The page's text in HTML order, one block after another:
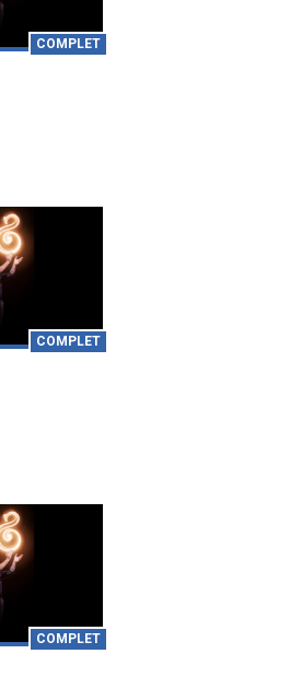
COMPLET
COMPLET
COMPLET